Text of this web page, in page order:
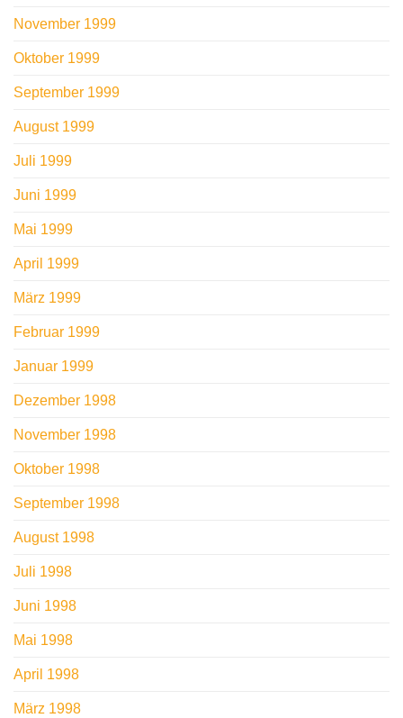
November 1999
Oktober 1999
September 1999
August 1999
Juli 1999
Juni 1999
Mai 1999
April 1999
März 1999
Februar 1999
Januar 1999
Dezember 1998
November 1998
Oktober 1998
September 1998
August 1998
Juli 1998
Juni 1998
Mai 1998
April 1998
März 1998